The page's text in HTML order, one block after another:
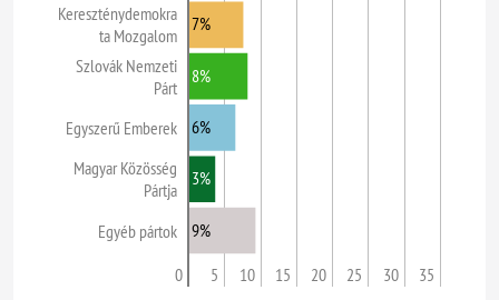
Kereszténydemokra
ta Mozgalom
Szlovák Nemzeti
Párt
Egyszerű Emberek
Magyar Közösség
Pártja
Egyéb pártok
0 5 10 15 20 25 30 35
7%
8%
6%
3%
9%